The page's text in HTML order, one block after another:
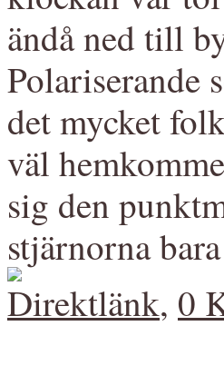
ändå ned till
Polariserande
det mycket
väl
sig den
stjärnorna
Direktlänk, 0